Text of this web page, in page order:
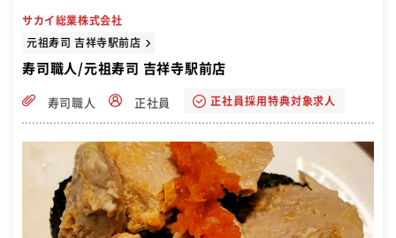
サカイ総業株式会社
元祖寿司 吉祥寺駅前店
寿司職人/元祖寿司 吉祥寺駅前店
寿司職人 正社員 正社員採用特典対象求人